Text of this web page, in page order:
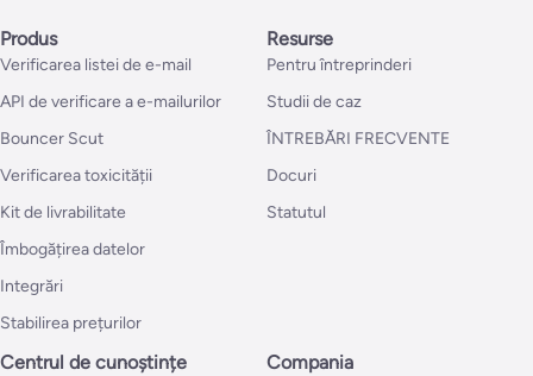
Produs
Verificarea listei de e-mail
API de verificare a e-mailurilor
Bouncer Scut
Verificarea toxicității
Kit de livrabilitate
Îmbogățirea datelor
Integrări
Stabilirea prețurilor
Resurse
Pentru întreprinderi
Studii de caz
ÎNTREBĂRI FRECVENTE
Docuri
Statutul
Centrul de cunoștințe Compania